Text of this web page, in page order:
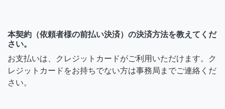
本契約（依頼者様の前払い決済）の決済方法を教えてくだ
さい。
お支払いは、クレジットカードがご利用いただけます。ク
レジットカードをお持ちでない方は事務局までご連絡くだ
さい。